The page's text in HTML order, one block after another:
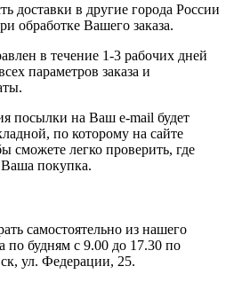
доставки в другие города России
обработке Вашего заказа.
в течение 1-3 рабочих дней
параметров заказа и
посылки на Ваш e-mail будет
по которому на сайте
сможете легко проверить, где
Ваша покупка.
самостоятельно из нашего
по будням с 9.00 до 17.30 по
ул. Федерации, 25.